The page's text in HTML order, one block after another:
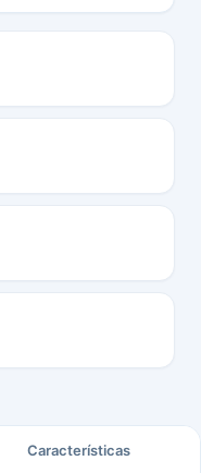
Características